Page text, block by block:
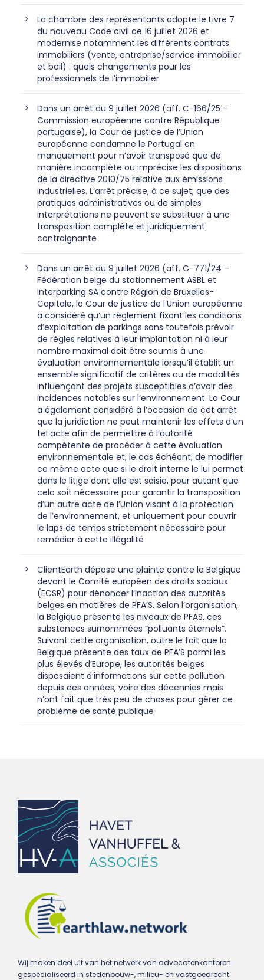
La chambre des représentants adopte le Livre 7
du nouveau Code civil ce 16 juillet 2026 et
modernise notamment les différents contrats
immobiliers (vente, entreprise/service immobilier
et bail) : quels changements pour les
professionnels de l’immobilier
Dans un arrêt du 9 juillet 2026 (aff. C-166/25 –
Commission européenne contre République
portugaise), la Cour de justice de l’Union
européenne condamne le Portugal en
manquement pour n’avoir transposé que de
manière incomplète ou imprécise les dispositions
de la directive 2010/75 relative aux émissions
industrielles. L’arrêt précise, à ce sujet, que des
pratiques administratives ou de simples
interprétations ne peuvent se substituer à une
transposition complète et juridiquement
contraignante
Dans un arrêt du 9 juillet 2026 (aff. C-771/24 –
Fédération belge du stationnement ASBL et
Interparking SA contre Région de Bruxelles-
Capitale, la Cour de justice de l’Union européenne
a considéré qu’un règlement fixant les conditions
d’exploitation de parkings sans toutefois prévoir
de règles relatives à leur implantation ni à leur
nombre maximal doit être soumis à une
évaluation environnementale lorsqu’il établit un
ensemble significatif de critères ou de modalités
influençant des projets susceptibles d’avoir des
incidences notables sur l’environnement. La Cour
a également considéré à l’occasion de cet arrêt
que la juridiction ne peut maintenir les effets d’un
tel acte afin de permettre à l’autorité
compétente de procéder à cette évaluation
environnementale et, le cas échéant, de modifier
ce même acte que si le droit interne le lui permet
dans le litige dont elle est saisie, pour autant que
cela soit nécessaire pour garantir la transposition
d’un autre acte de l’Union visant à la protection
de l’environnement, et uniquement pour couvrir
le laps de temps strictement nécessaire pour
remédier à cette illégalité
ClientEarth dépose une plainte contre la Belgique
devant le Comité européen des droits sociaux
(ECSR) pour dénoncer l’inaction des autorités
belges en matières de PFA’S. Selon l’organisation,
la Belgique présente les niveaux de PFAS, ces
substances surnommées “polluants éternels”.
Suivant cette organisation, outre le fait que la
Belgique présente des taux de PFA’S parmi les
plus élevés d’Europe, les autorités belges
disposaient d’informations sur cette pollution
depuis des années, voire des décennies mais
n’ont fait que très peu de choses pour gérer ce
problème de santé publique
Wij maken deel uit van het netwerk van advocatenkantoren
gespecialiseerd in stedenbouw-, milieu- en vastgoedrecht